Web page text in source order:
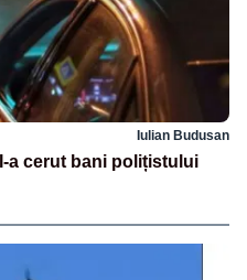
Iulian Budusan
a cerut bani polițistului